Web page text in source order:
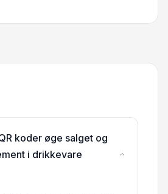
koder øge salget og
i drikkevare